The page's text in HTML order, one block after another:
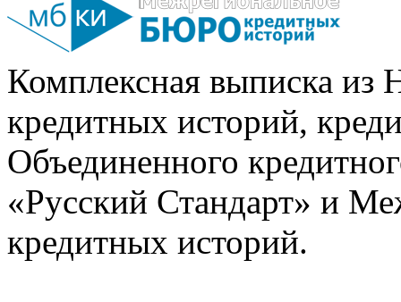
Комплексная выписка из
кредитных историй,
Объединенного
«Русский Стандарт» и
кредитных историй.